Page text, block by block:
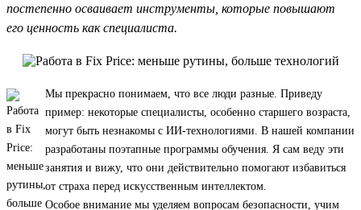
постепенно осваивает инструменты, которые повышают
его ценность как специалиста.
Мы прекрасно понимаем, что все люди разные. Приведу
пример: некоторые специалисты, особенно старшего возраста,
могут быть незнакомы с ИИ-технологиями. В нашей компании
разработаны поэтапные программы обучения. Я сам веду эти
занятия и вижу, что они действительно помогают избавиться
от страха перед искусственным интеллектом.
Особое внимание мы уделяем вопросам безопасности, учим